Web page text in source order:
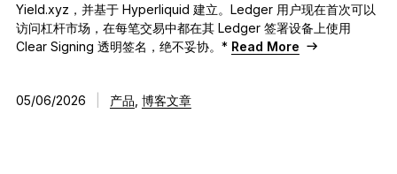
Yield.xyz，并基于 Hyperliquid 建立。Ledger 用户现在首次可以
访问杠杆市场，在每笔交易中都在其 Ledger 签署设备上使用
Clear Signing 透明签名，绝不妥协。* Read More
05/06/2026 产品 博客文章